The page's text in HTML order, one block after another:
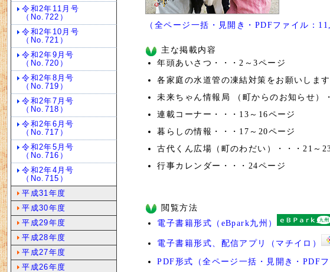
（全ページ一括・見開き・PDFファイル：
主な掲載内容
年頭あいさつ・・・2～3ページ
各家庭の水道管の凍結対策をお願いしま
未来ちゃん情報局 （町からのお知らせ）
連載コーナー・・・13～16ページ
暮らしの情報・・・17～20ページ
古代くん広場（町のわだい）・・・21～
行事カレンダー・・・24ページ
閲覧方法
電子書籍形式（eBpark九州）
電子書籍形式、配信アプリ（マチイロ）
PDF形式（全ページ一括・見開き・PDF
令和2年11月号
（No.722）
令和2年10月号
（No.721）
令和2年9月号
（No.720）
令和2年8月号
（No.719）
令和2年7月号
（No.718）
令和2年6月号
（No.717）
令和2年5月号
（No.716）
令和2年4月号
（No.715）
平成31年度
平成30年度
平成29年度
平成28年度
平成27年度
平成26年度